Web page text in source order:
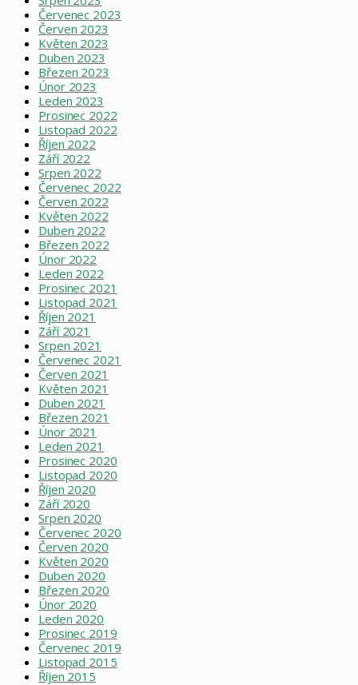
Červenec 2023
Červen 2023
Květen 2023
Duben 2023
Březen 2023
Únor 2023
Leden 2023
Prosinec 2022
Listopad 2022
Říjen 2022
Září 2022
Srpen 2022
Červenec 2022
Červen 2022
Květen 2022
Duben 2022
Březen 2022
Únor 2022
Leden 2022
Prosinec 2021
Listopad 2021
Říjen 2021
Září 2021
Srpen 2021
Červenec 2021
Červen 2021
Květen 2021
Duben 2021
Březen 2021
Únor 2021
Leden 2021
Prosinec 2020
Listopad 2020
Říjen 2020
Září 2020
Srpen 2020
Červenec 2020
Červen 2020
Květen 2020
Duben 2020
Březen 2020
Únor 2020
Leden 2020
Prosinec 2019
Červenec 2019
Listopad 2015
Říjen 2015